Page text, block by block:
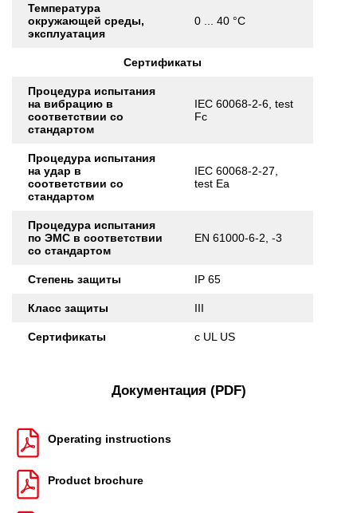
Температура
окружающей среды,
эксплуатация
0 ... 40 °C
Сертификаты
Процедура испытания
на вибрацию в
соответствии со
стандартом
IEC 60068-2-6, test
Fc
Процедура испытания
на удар в
соответствии со
стандартом
IEC 60068-2-27,
test Ea
Процедура испытания
по ЭМС в соответствии
со стандартом
EN 61000-6-2, -3
Степень защиты IP 65
Класс защиты III
Сертификаты c UL US
Документация (PDF)
Operating instructions
Product brochure